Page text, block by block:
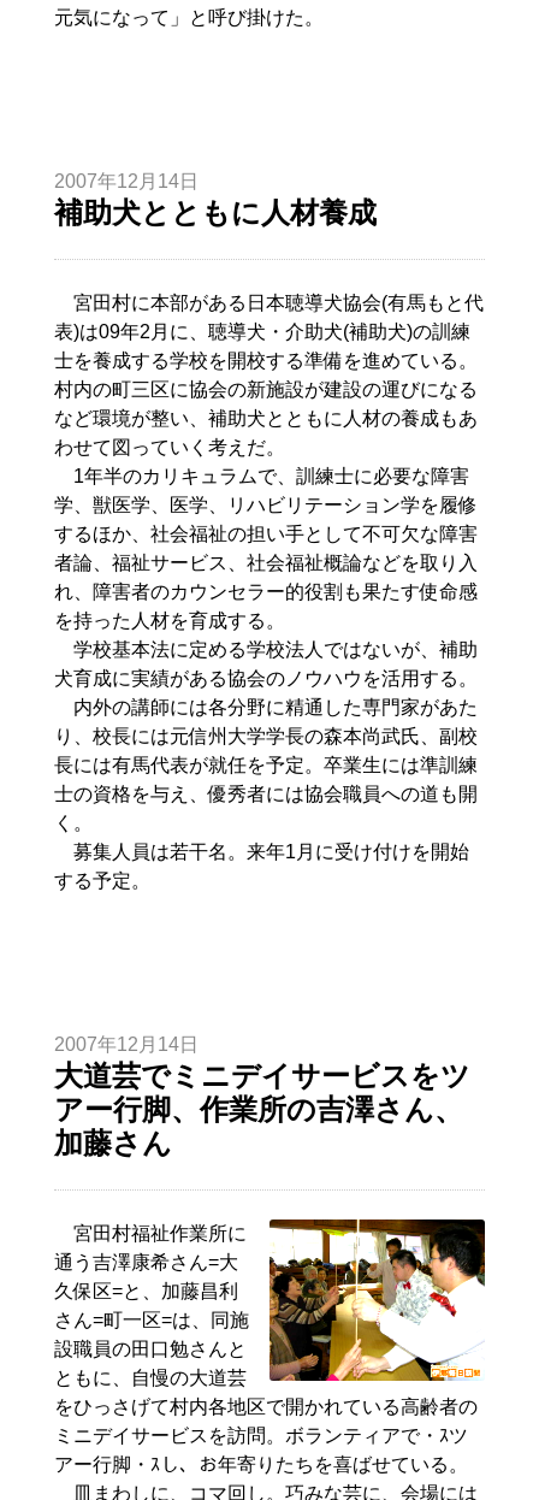
元気になって」と呼び掛けた。
2007年12月14日
補助犬とともに人材養成
宮田村に本部がある日本聴導犬協会(有馬もと代
表)は09年2月に、聴導犬・介助犬(補助犬)の訓練
士を養成する学校を開校する準備を進めている。
村内の町三区に協会の新施設が建設の運びになる
など環境が整い、補助犬とともに人材の養成もあ
わせて図っていく考えだ。
1年半のカリキュラムで、訓練士に必要な障害
学、獣医学、医学、リハビリテーション学を履修
するほか、社会福祉の担い手として不可欠な障害
者論、福祉サービス、社会福祉概論などを取り入
れ、障害者のカウンセラー的役割も果たす使命感
を持った人材を育成する。
学校基本法に定める学校法人ではないが、補助
犬育成に実績がある協会のノウハウを活用する。
内外の講師には各分野に精通した専門家があた
り、校長には元信州大学学長の森本尚武氏、副校
長には有馬代表が就任を予定。卒業生には準訓練
士の資格を与え、優秀者には協会職員への道も開
く。
募集人員は若干名。来年1月に受け付けを開始
する予定。
2007年12月14日
大道芸でミニデイサービスをツ
アー行脚、作業所の吉澤さん、
加藤さん
宮田村福祉作業所に
通う吉澤康希さん=大
久保区=と、加藤昌利
さん=町一区=は、同施
設職員の田口勉さんと
ともに、自慢の大道芸
をひっさげて村内各地区で開かれている高齢者の
ミニデイサービスを訪問。ボランティアで・ｽツ
アー行脚・ｽし、お年寄りたちを喜ばせている。
皿まわしに、コマ回し。巧みな芸に、会場には